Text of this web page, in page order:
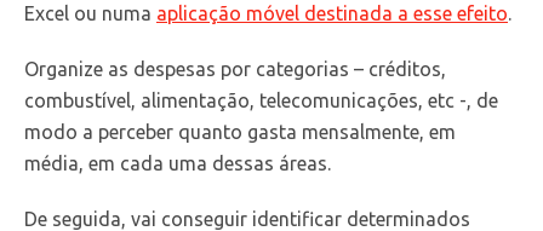
Excel ou numa aplicação móvel destinada a esse efeito
Organize as despesas por categorias – créditos,
combustível, alimentação, telecomunicações, etc -, de
modo a perceber quanto gasta mensalmente, em
média, em cada uma dessas áreas.
De seguida, vai conseguir identificar determinados